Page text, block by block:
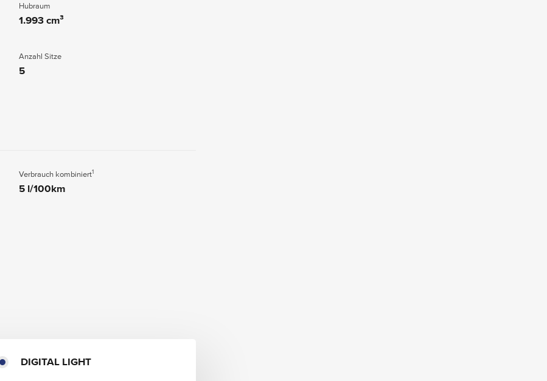
Hubraum
1.993 cm³
Anzahl Sitze
5
Verbrauch kombiniert1
5 l/100km
DIGITAL LIGHT